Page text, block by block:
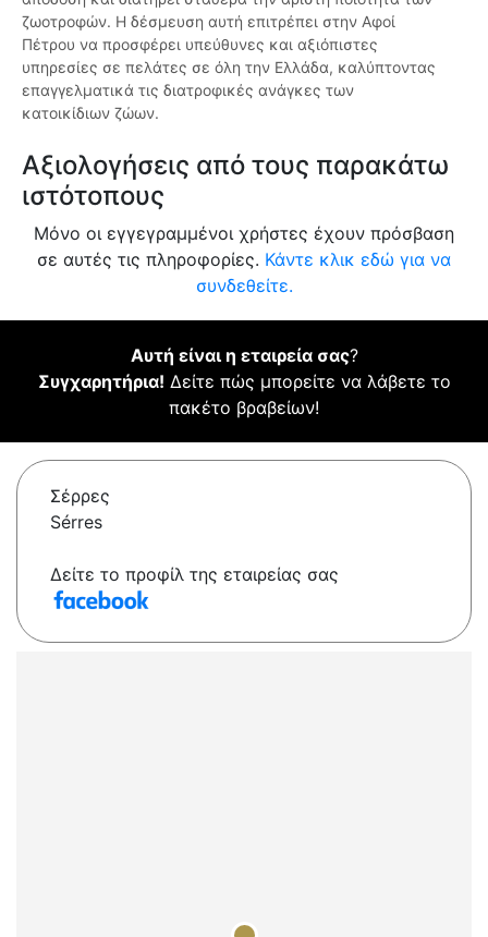
ζωοτροφών. Η δέσμευση αυτή επιτρέπει στην Αφοί
Πέτρου να προσφέρει υπεύθυνες και αξιόπιστες
υπηρεσίες σε πελάτες σε όλη την Ελλάδα, καλύπτοντας
επαγγελματικά τις διατροφικές ανάγκες των
κατοικίδιων ζώων.
Αξιολογήσεις από τους παρακάτω
ιστότοπους
Μόνο οι εγγεγραμμένοι χρήστες έχουν πρόσβαση
σε αυτές τις πληροφορίες. Κάντε κλικ εδώ για να
συνδεθείτε.
Αυτή είναι η εταιρεία σας?
Συγχαρητήρια! Δείτε πώς μπορείτε να λάβετε το
πακέτο βραβείων!
Σέρρες
Sérres
Δείτε το προφίλ της εταιρείας σας